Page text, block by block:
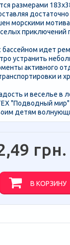
размерами
морскими
приключений
бассейном идет
устранить
активного
и
и веселье в
"Подводный
детям
грн.
В КОРЗИНУ